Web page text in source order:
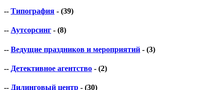
-- Типография - (39)
-- Аутсорсинг - (8)
-- Ведущие праздников и мероприятий - (3)
-- Детективное агентство - (2)
-- Дилинговый центр - (30)